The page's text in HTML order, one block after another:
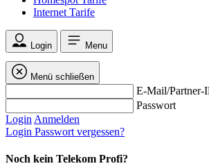
Internet Tarife
Login Menu
Menü schließen
E-Mail/Partner-
Passwort
Login Anmelden
Login Passwort vergessen?
Noch kein Telekom Profi?